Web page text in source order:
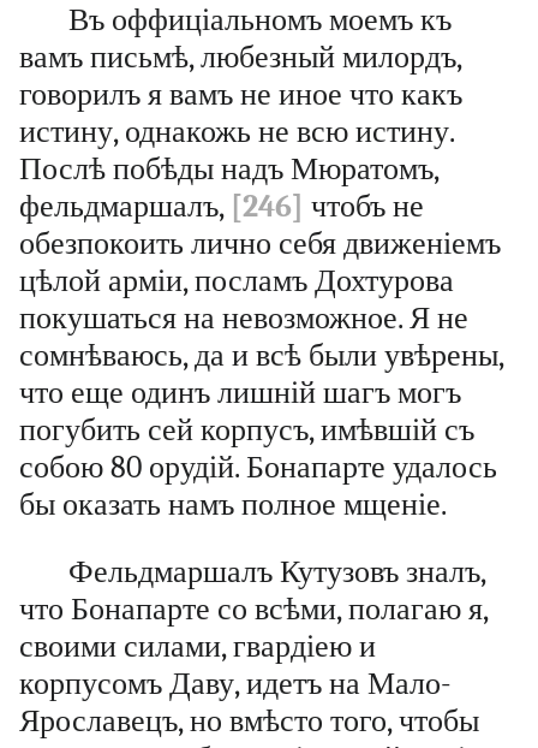
Въ оффиціальномъ моемъ къ
вамъ письмѣ, любезный милордъ,
говорилъ я вамъ не иное что какъ
истину, однакожь не всю истину.
Послѣ побѣды надъ Мюратомъ,
фельдмаршалъ, [246] чтобъ не
обезпокоить лично себя движеніемъ
цѣлой арміи, посламъ Дохтурова
покушаться на невозможное. Я не
сомнѣваюсь, да и всѣ были увѣрены,
что еще одинъ лишній шагъ могъ
погубить сей корпусъ, имѣвшій съ
собою 80 орудій. Бонапарте удалось
бы оказать намъ полное мщеніе.
Фельдмаршалъ Кутузовъ зналъ,
что Бонапарте со всѣми, полагаю я,
своими силами, гвардіею и
корпусомъ Даву, идетъ на Мало-
Ярославецъ, но вмѣсто того, чтобы